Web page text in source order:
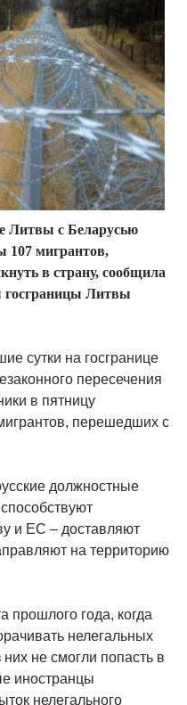
Литвы с Беларусью
107 мигрантов,
в страну, сообщила
госграницы Литвы
сутки на госгранице
пересечения
в пятницу
перешедших с
должностные
и ЕС – доставляют
на территорию
прошлого года, когда
нелегальных
не смогли попасть в
иностранцы
нелегального